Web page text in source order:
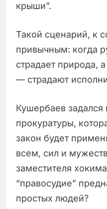
крыши”.
Такой сценарий, к
привычным: когда
страдает природа,
— страдают
Кушербаев задался
прокуратуры,
закон будет
всем, сил и
заместителя
“правосудие”
простых людей?